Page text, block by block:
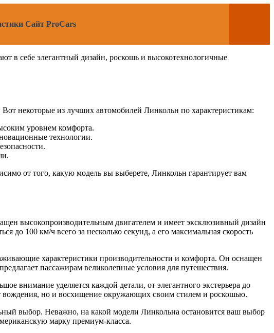
Сайт ProCars
в себе элегантный дизайн, роскошь и высокотехнологичные
некоторые из лучших автомобилей Линкольн по характеристикам:
уровнем комфорта.
технологии.
от того, какую модель вы выберете, Линкольн гарантирует вам
высокопроизводительным двигателем и имеет эксклюзивный дизайн
до 100 км/ч всего за несколько секунд, а его максимальная скорость
характеристики производительности и комфорта. Он оснащен
пассажирам великолепные условия для путешествия.
внимание уделяется каждой детали, от элегантного экстерьера до
вождения, но и восхищение окружающих своим стилем и роскошью.
выбор. Неважно, на какой модели Линкольна остановится ваш выбор
марку премиум-класса.